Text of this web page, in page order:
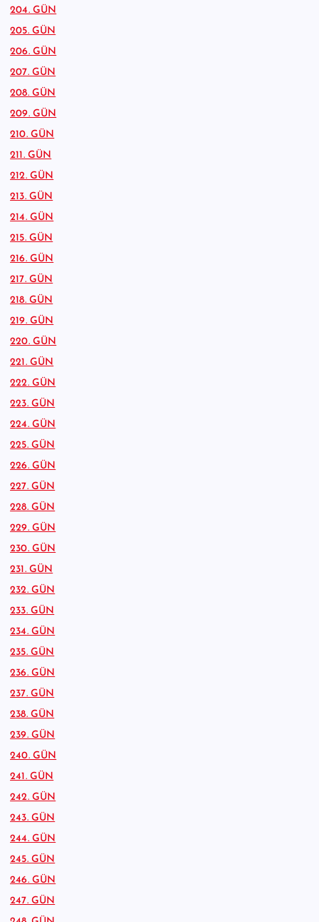
204. GÜN
205. GÜN
206. GÜN
207. GÜN
208. GÜN
209. GÜN
210. GÜN
211. GÜN
212. GÜN
213. GÜN
214. GÜN
215. GÜN
216. GÜN
217. GÜN
218. GÜN
219. GÜN
220. GÜN
221. GÜN
222. GÜN
223. GÜN
224. GÜN
225. GÜN
226. GÜN
227. GÜN
228. GÜN
229. GÜN
230. GÜN
231. GÜN
232. GÜN
233. GÜN
234. GÜN
235. GÜN
236. GÜN
237. GÜN
238. GÜN
239. GÜN
240. GÜN
241. GÜN
242. GÜN
243. GÜN
244. GÜN
245. GÜN
246. GÜN
247. GÜN